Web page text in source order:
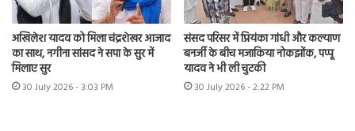
अखिलेश यादव को मिला चंद्रशेखर आजाद
का साथ, नगीना सांसद ने सपा के सुर में
मिलाए सुर
30 July 2026 - 3:03 PM
संसद परिसर में प्रियंका गांधी और कल्याण
बनर्जी के बीच मजाकिया नोकझोंक, पप्पू
यादव ने भी ली चुटकी
30 July 2026 - 2:22 PM